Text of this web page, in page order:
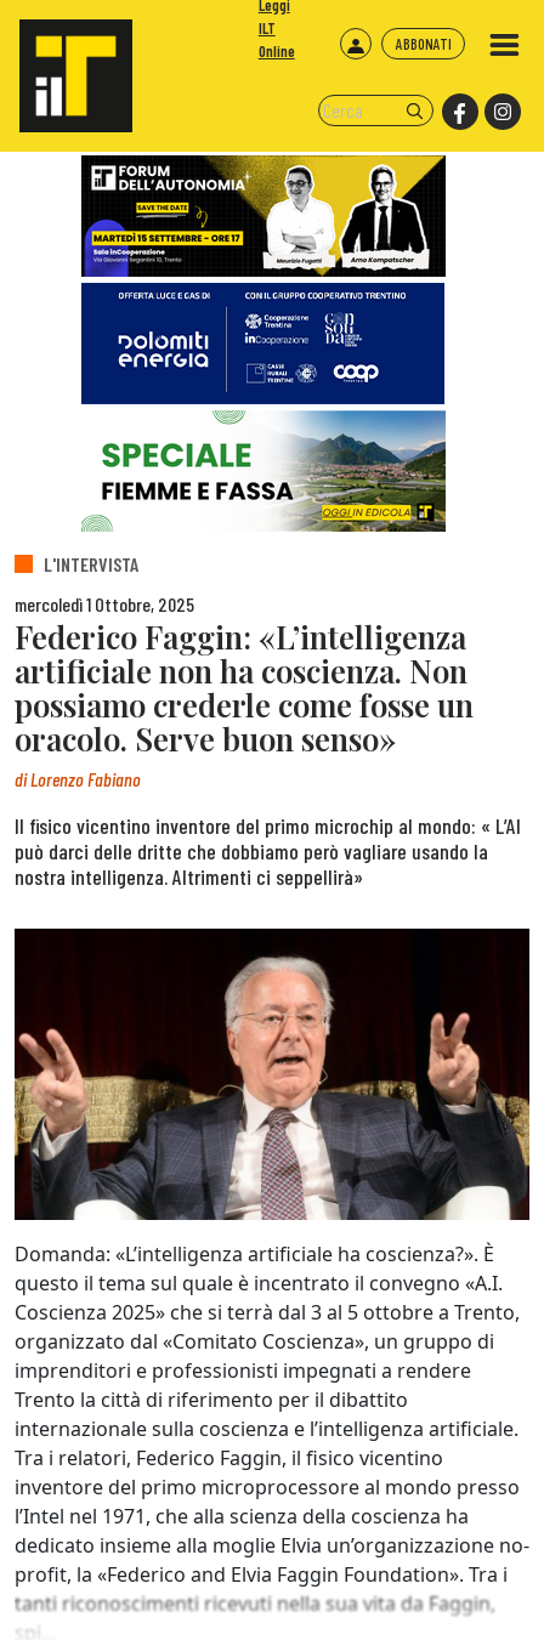
ABBONATI
Leggi
ILT
Online
L'INTERVISTA
mercoledì 1 Ottobre, 2025
Federico Faggin: «L’intelligenza
artificiale non ha coscienza. Non
possiamo crederle come fosse un
oracolo. Serve buon senso»
diLorenzo Fabiano
Il fisico vicentino inventore del primo microchip al mondo: « L’AI
può darci delle dritte che dobbiamo però vagliare usando la
nostra intelligenza. Altrimenti ci seppellirà»
Domanda: «L’intelligenza artificiale ha coscienza?». È
questo il tema sul quale è incentrato il convegno «A.I.
Coscienza 2025» che si terrà dal 3 al 5 ottobre a Trento,
organizzato dal «Comitato Coscienza», un gruppo di
imprenditori e professionisti impegnati a rendere
Trento la città di riferimento per il dibattito
internazionale sulla coscienza e l’intelligenza artificiale.
Tra i relatori, Federico Faggin, il fisico vicentino
inventore del primo microprocessore al mondo presso
l’Intel nel 1971, che alla scienza della coscienza ha
dedicato insieme alla moglie Elvia un’organizzazione no-
profit, la «Federico and Elvia Faggin Foundation». Tra i
tanti riconoscimenti ricevuti nella sua vita da Faggin,
spi...